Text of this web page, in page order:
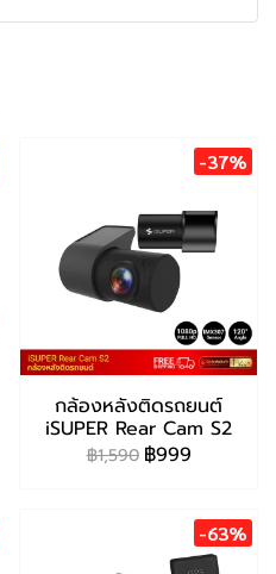
-37%
กล้องหลังติดรถยนต์
iSUPER Rear Cam S2
฿1,590 ฿999
-63%